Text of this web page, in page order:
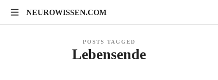
NEUROWISSEN.COM
NEUROWISSEN.COM
POSTS TAGGED
Lebensende